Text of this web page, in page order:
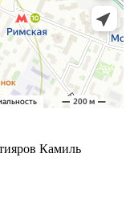
Камиль